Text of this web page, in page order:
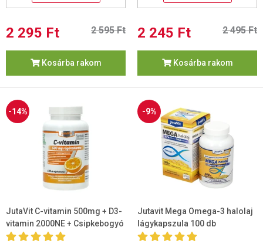
2 295 Ft 2 595 Ft
Kosárba rakom
2 245 Ft 2 495 Ft
Kosárba rakom
-14%
JutaVit C-vitamin 500mg + D3-
vitamin 2000NE + Csipkebogyó
kivonat rágótabletta 100db
-9%
Jutavit Mega Omega-3 halolaj
lágykapszula 100 db